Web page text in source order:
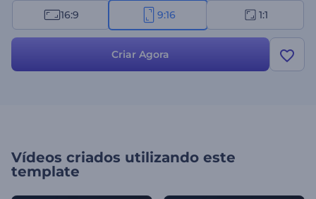
este template novíssimo agora mesmo!
16:9 9:16 1:1
Criar Agora
Vídeos criados utilizando este
template